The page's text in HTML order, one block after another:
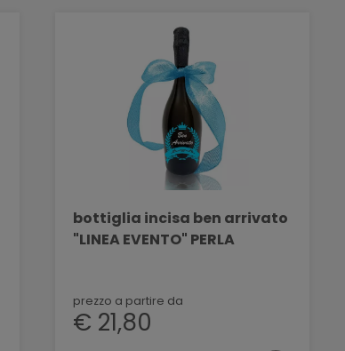
bottiglia incisa ben arrivato
"LINEA EVENTO" PERLA
prezzo a partire da
€ 21,80